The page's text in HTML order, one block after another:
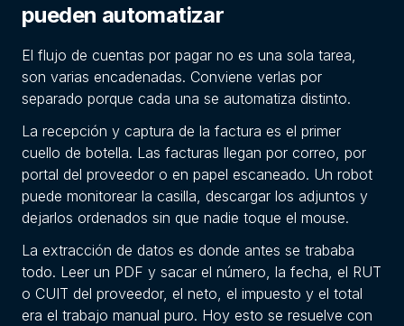
pueden automatizar
El flujo de cuentas por pagar no es una sola tarea,
son varias encadenadas. Conviene verlas por
separado porque cada una se automatiza distinto.
La recepción y captura de la factura es el primer
cuello de botella. Las facturas llegan por correo, por
portal del proveedor o en papel escaneado. Un robot
puede monitorear la casilla, descargar los adjuntos y
dejarlos ordenados sin que nadie toque el mouse.
La extracción de datos es donde antes se trababa
todo. Leer un PDF y sacar el número, la fecha, el RUT
o CUIT del proveedor, el neto, el impuesto y el total
era el trabajo manual puro. Hoy esto se resuelve con